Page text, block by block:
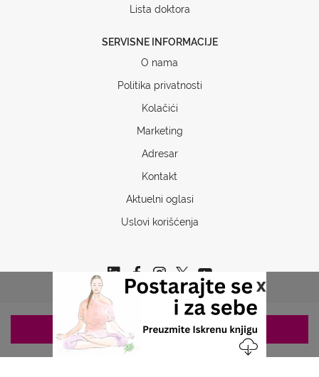
x
Lista doktora
SERVISNE INFORMACIJE
O nama
Politika privatnosti
Kolačići
Marketing
Adresar
Kontakt
Aktuelni oglasi
Uslovi korišćenja
Copyrights © 2026 Sva prava www.stetoskop.info
ZAKAZIVANJE 063/687-460